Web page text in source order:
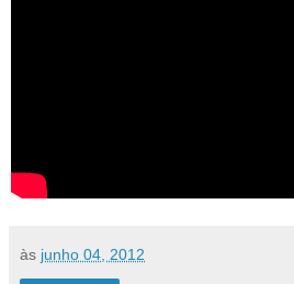
às junho 04, 2012